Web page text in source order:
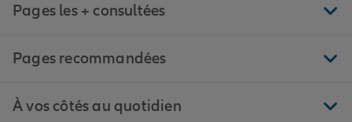
Pages les + consultées
Pages recommandées
À vos côtés au quotidien